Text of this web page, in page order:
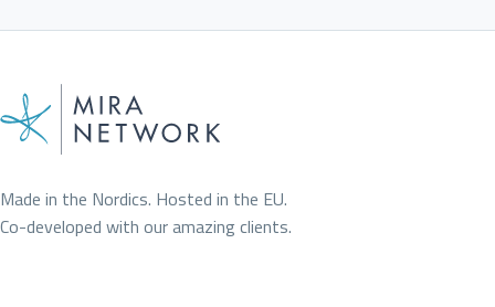
Made in the Nordics. Hosted in the EU.
Co-developed with our amazing clients.